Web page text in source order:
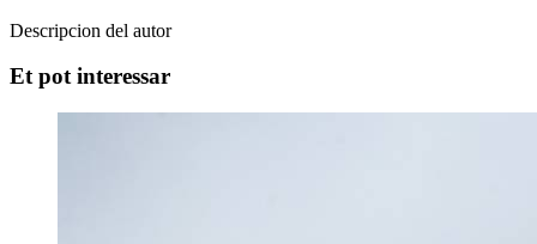
Descripcion del autor
Et pot interessar